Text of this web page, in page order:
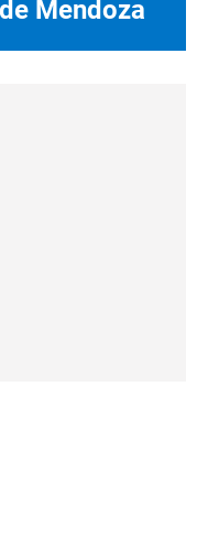
Mendoza